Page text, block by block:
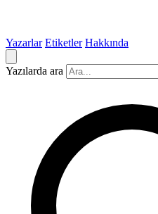
Yazarlar Etiketler Hakkında
Yazılarda ara